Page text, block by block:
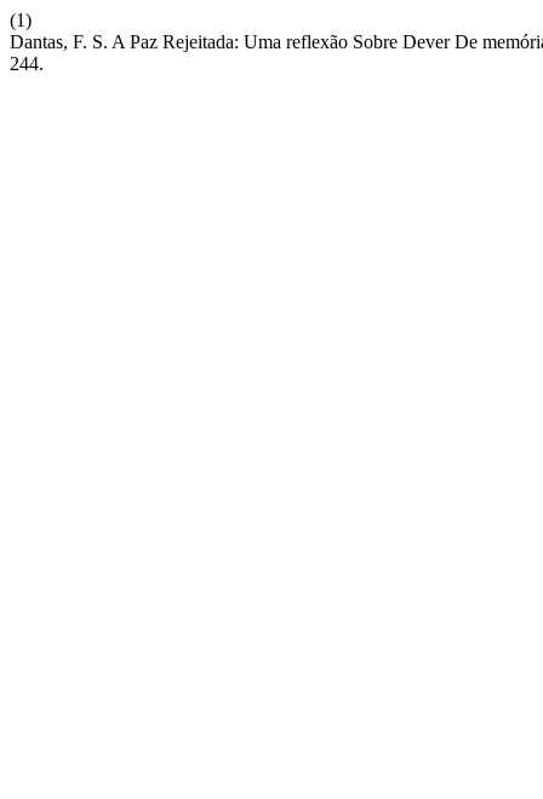
(1)
Dantas, F. S. A Paz Rejeitada: Uma reflexão Sobre Dever De
244.